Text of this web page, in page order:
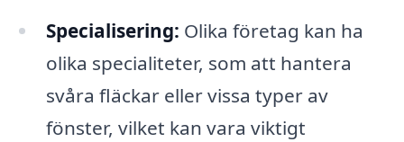
Specialisering: Olika företag kan ha
olika specialiteter, som att hantera
svåra fläckar eller vissa typer av
fönster, vilket kan vara viktigt